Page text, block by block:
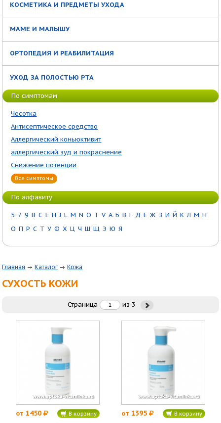
КОСМЕТИКА И ПРЕДМЕТЫ УХОДА
МАМЕ И МАЛЫШУ
ОРТОПЕДИЯ И РЕАБИЛИТАЦИЯ
УХОД ЗА ПОЛОСТЬЮ РТА
По симптомам
Чесотка
Антисептическое средство
Аллергический коньюктивит
аллергический зуд и покраснение
Снижение потенции
Все симптомы
По алфавиту
5 7 9 B C E H J L M N O T V А Б В Г Д Е Ж З И Й К Л М Н
О П Р С Т У Ф Х Ц Ч Ш Щ Э Ю Я
Главная Каталог Кожа
СУХОСТЬ КОЖИ
Страница из 3
от 1450 В корзину от 1395 В корзину